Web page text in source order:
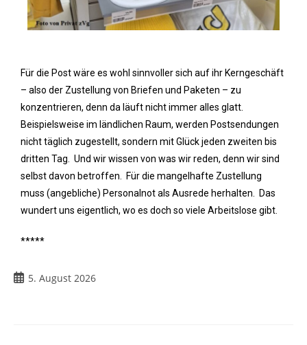
Für die Post wäre es wohl sinnvoller sich auf ihr Kerngeschäft
– also der Zustellung von Briefen und Paketen – zu
konzentrieren, denn da läuft nicht immer alles glatt.
Beispielsweise im ländlichen Raum, werden Postsendungen
nicht täglich zugestellt, sondern mit Glück jeden zweiten bis
dritten Tag. Und wir wissen von was wir reden, denn wir sind
selbst davon betroffen. Für die mangelhafte Zustellung
muss (angebliche) Personalnot als Ausrede herhalten. Das
wundert uns eigentlich, wo es doch so viele Arbeitslose gibt.
*****
5. August 2026